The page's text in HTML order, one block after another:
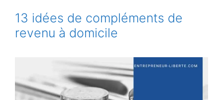
13 idées de compléments de
revenu à domicile